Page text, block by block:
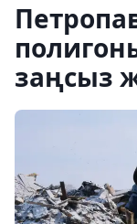
заңсыз